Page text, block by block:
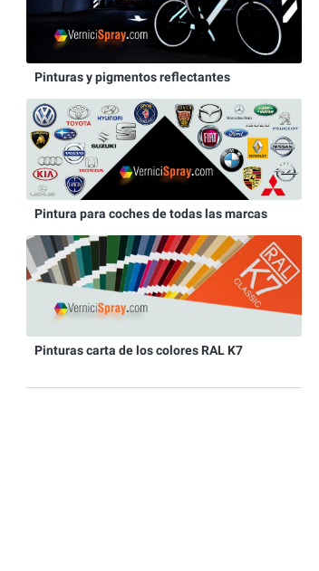
Pinturas y pigmentos reflectantes
Pintura para coches de todas las marcas
Pinturas carta de los colores RAL K7